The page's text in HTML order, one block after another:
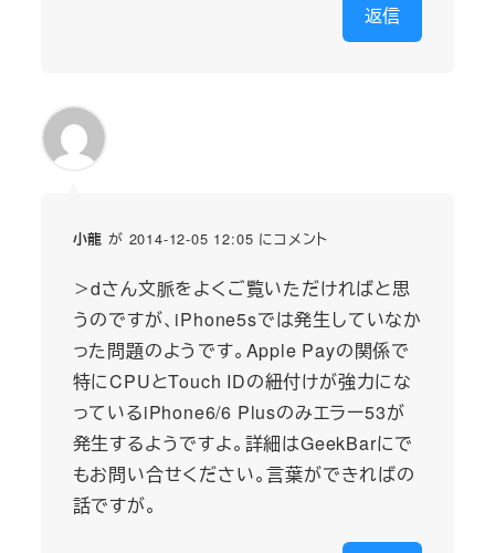
返信
小龍 が 2014-12-05 12:05 にコメント
＞dさん文脈をよくご覧いただければと思
うのですが、iPhone5sでは発生していなか
った問題のようです。Apple Payの関係で
特にCPUとTouch IDの紐付けが強力にな
っているiPhone6/6 Plusのみエラー53が
発生するようですよ。詳細はGeekBarにで
もお問い合せください。言葉ができればの
話ですが。